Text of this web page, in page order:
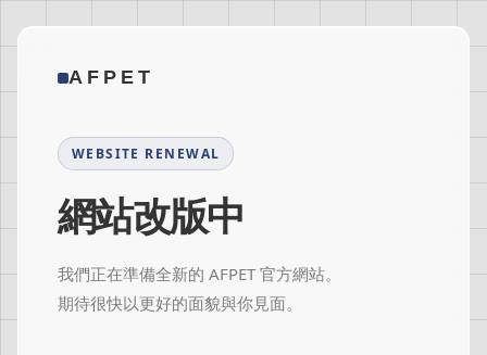
AFPET
WEBSITE RENEWAL
網站改版中
我們正在準備全新的 AFPET 官方網站。
期待很快以更好的面貌與你見面。